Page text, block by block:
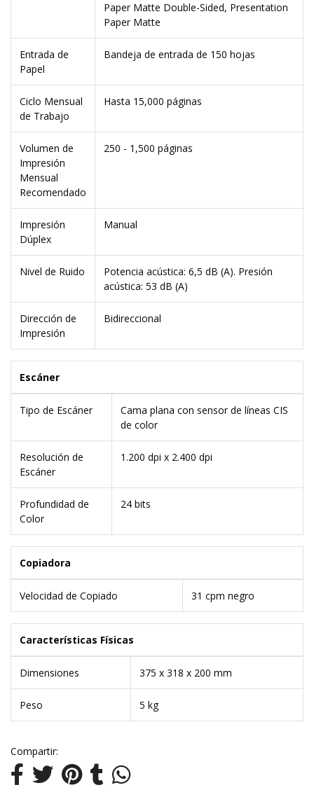
Paper Matte Double-Sided, Presentation
Paper Matte
Entrada de
Papel
Bandeja de entrada de 150 hojas
Ciclo Mensual
de Trabajo
Hasta 15,000 páginas
Volumen de
Impresión
Mensual
Recomendado
250 - 1,500 páginas
Impresión
Dúplex
Manual
Nivel de Ruido
Potencia acústica: 6,5 dB (A). Presión
acústica: 53 dB (A)
Dirección de
Impresión
Bidireccional
Escáner
Tipo de Escáner
Cama plana con sensor de líneas CIS
de color
Resolución de
Escáner
1.200 dpi x 2.400 dpi
Profundidad de
Color
24 bits
Copiadora
Velocidad de Copiado 31 cpm negro
Características Físicas
Dimensiones 375 x 318 x 200 mm
Peso 5 kg
Compartir: